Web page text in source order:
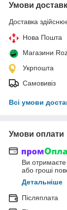
Умови
Доставка
Нова Пошта
Магазини
Укрпошта
Самовивіз
Всі умови
Умови оплати
Ви
або гроші
Детальніше
Післяплата